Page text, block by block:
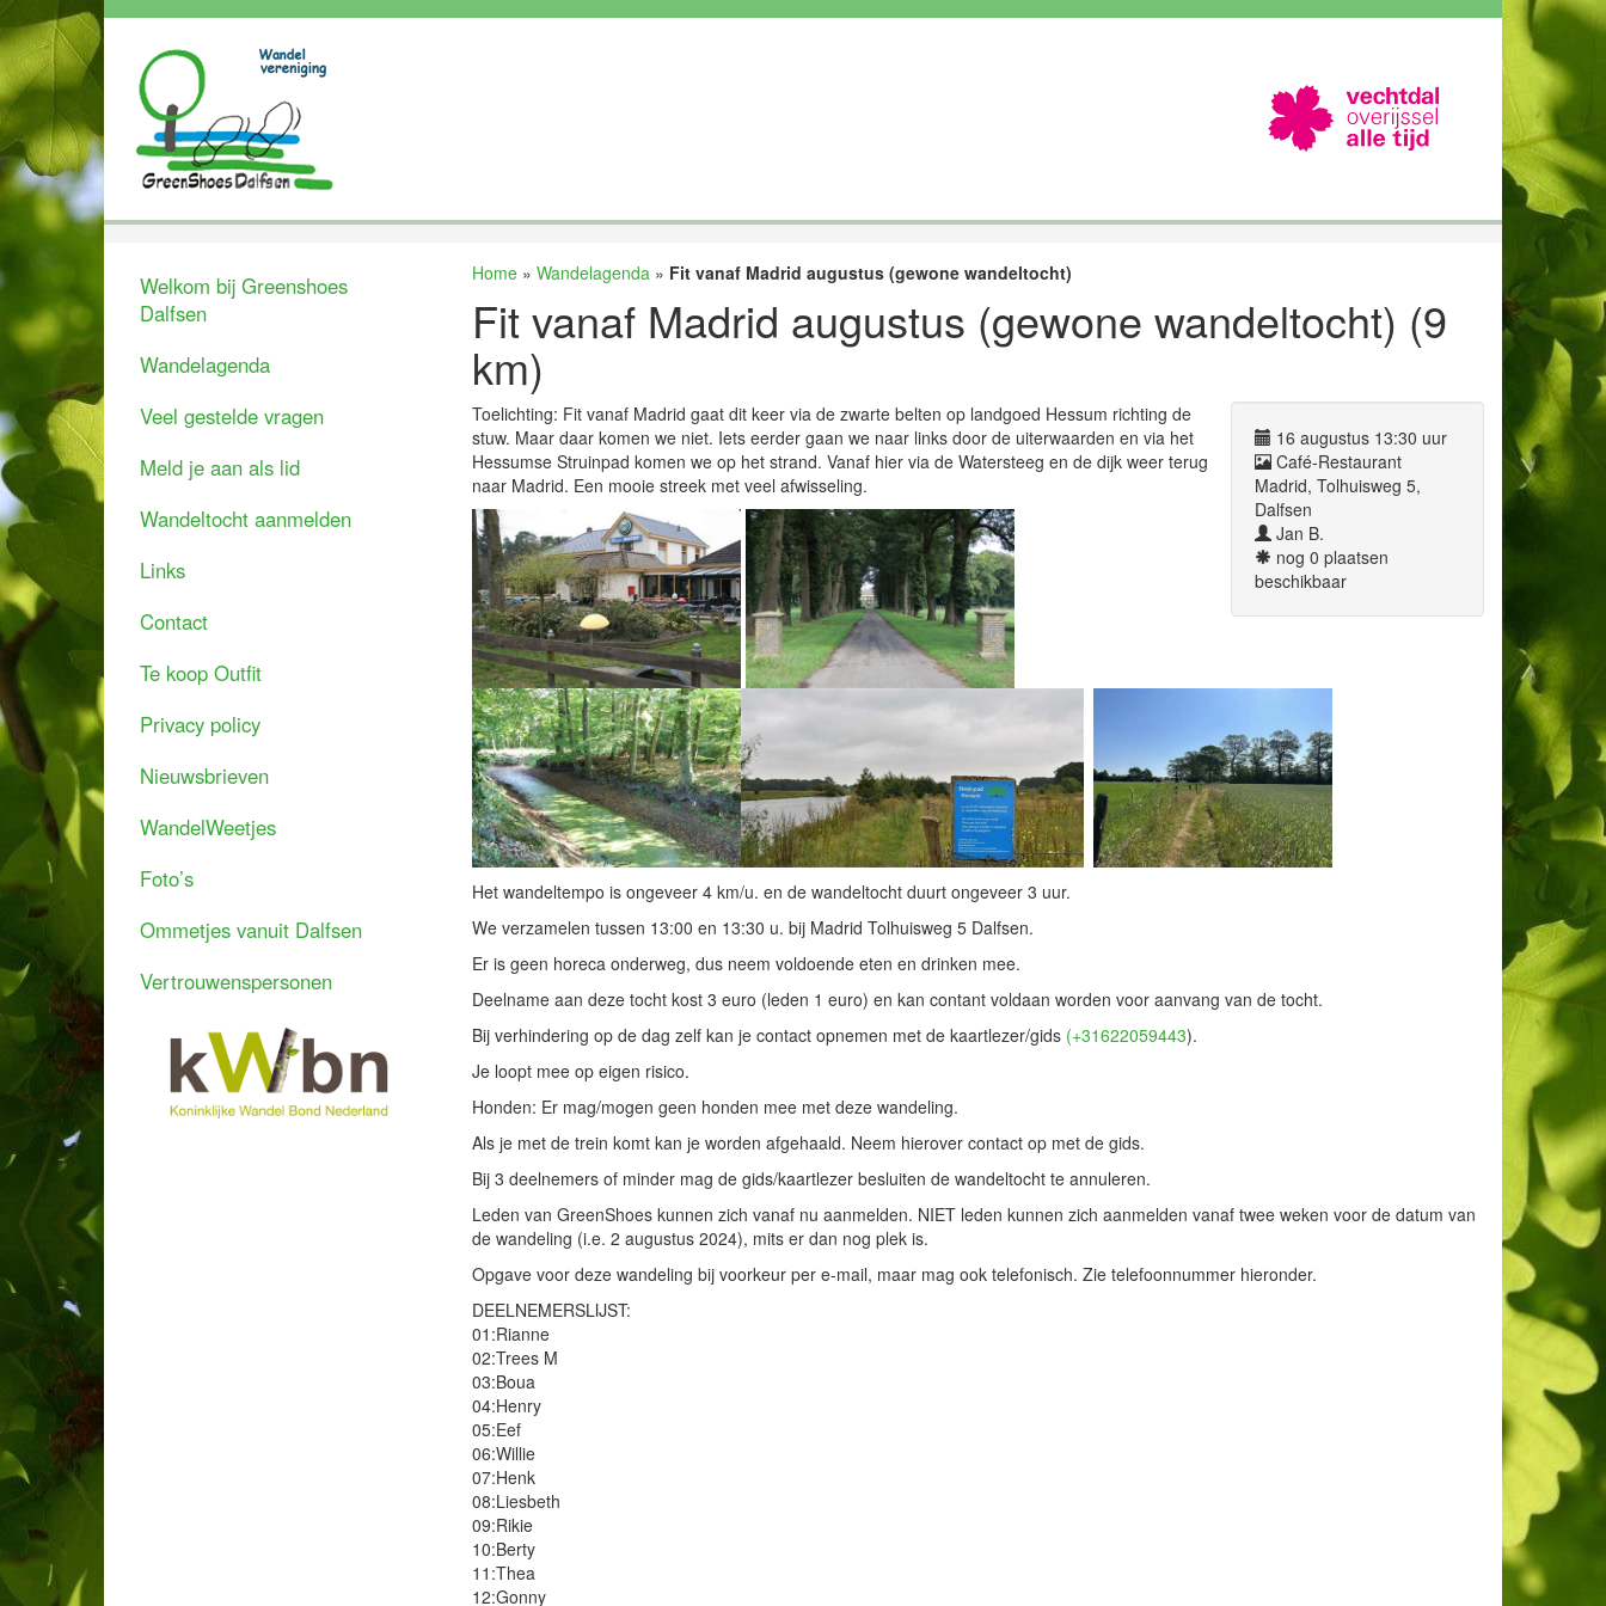
Welkom bij Greenshoes
Dalfsen
Wandelagenda
Veel gestelde vragen
Meld je aan als lid
Wandeltocht aanmelden
Links
Contact
Te koop Outfit
Privacy policy
Nieuwsbrieven
WandelWeetjes
Foto’s
Ommetjes vanuit Dalfsen
Vertrouwenspersonen
Home» Wandelagenda» Fit vanaf Madrid augustus (gewone wandeltocht)
Fit vanaf Madrid augustus (gewone wandeltocht) (9
km)
16 augustus 13:30 uur
Café-Restaurant
Madrid, Tolhuisweg 5,
Dalfsen
Jan B.
nog 0 plaatsen
beschikbaar
Toelichting: Fit vanaf Madrid gaat dit keer via de zwarte belten op landgoed Hessum richting de
stuw. Maar daar komen we niet. Iets eerder gaan we naar links door de uiterwaarden en via het
Hessumse Struinpad komen we op het strand. Vanaf hier via de Watersteeg en de dijk weer terug
naar Madrid. Een mooie streek met veel afwisseling.
Het wandeltempo is ongeveer 4 km/u. en de wandeltocht duurt ongeveer 3 uur.
We verzamelen tussen 13:00 en 13:30 u. bij Madrid Tolhuisweg 5 Dalfsen.
Er is geen horeca onderweg, dus neem voldoende eten en drinken mee.
Deelname aan deze tocht kost 3 euro (leden 1 euro) en kan contant voldaan worden voor aanvang van de tocht.
Bij verhindering op de dag zelf kan je contact opnemen met de kaartlezer/gids (+31622059443).
Je loopt mee op eigen risico.
Honden: Er mag/mogen geen honden mee met deze wandeling.
Als je met de trein komt kan je worden afgehaald. Neem hierover contact op met de gids.
Bij 3 deelnemers of minder mag de gids/kaartlezer besluiten de wandeltocht te annuleren.
Leden van GreenShoes kunnen zich vanaf nu aanmelden. NIET leden kunnen zich aanmelden vanaf twee weken voor de datum van
de wandeling (i.e. 2 augustus 2024), mits er dan nog plek is.
Opgave voor deze wandeling bij voorkeur per e-mail, maar mag ook telefonisch. Zie telefoonnummer hieronder.
DEELNEMERSLIJST:
01:Rianne
02:Trees M
03:Boua
04:Henry
05:Eef
06:Willie
07:Henk
08:Liesbeth
09:Rikie
10:Berty
11:Thea
12:Gonny